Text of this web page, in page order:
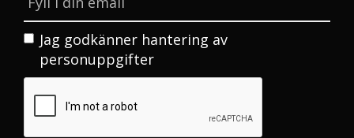
Jag godkänner hantering av
personuppgifter